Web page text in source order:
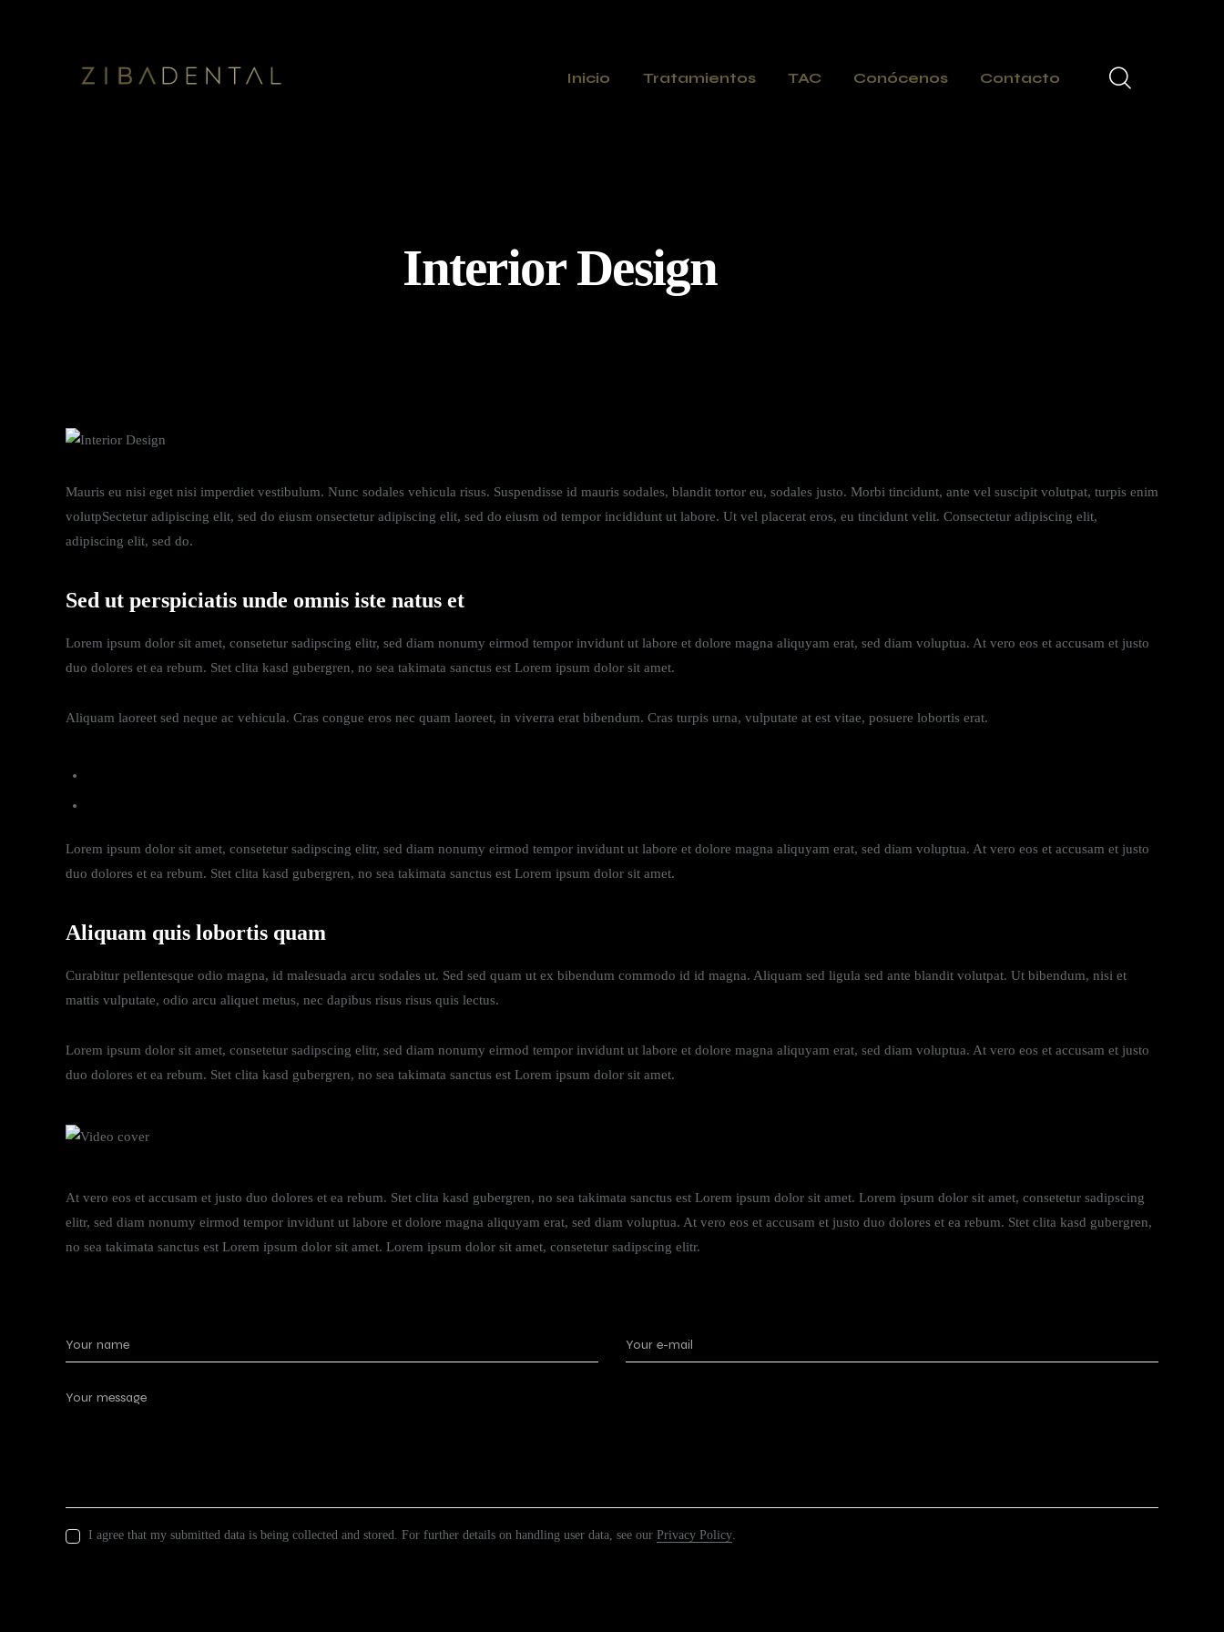
Inicio Tratamientos TAC Conócenos Contacto
Interior Design
Mauris eu nisi eget nisi imperdiet vestibulum. Nunc sodales vehicula risus. Suspendisse id mauris sodales, blandit tortor eu, sodales justo. Morbi tincidunt, ante vel suscipit volutpat, turpis enim
volutpSectetur adipiscing elit, sed do eiusm onsectetur adipiscing elit, sed do eiusm od tempor incididunt ut labore. Ut vel placerat eros, eu tincidunt velit. Consectetur adipiscing elit,
adipiscing elit, sed do.
Sed ut perspiciatis unde omnis iste natus et
Lorem ipsum dolor sit amet, consetetur sadipscing elitr, sed diam nonumy eirmod tempor invidunt ut labore et dolore magna aliquyam erat, sed diam voluptua. At vero eos et accusam et justo
duo dolores et ea rebum. Stet clita kasd gubergren, no sea takimata sanctus est Lorem ipsum dolor sit amet.
Aliquam laoreet sed neque ac vehicula. Cras congue eros nec quam laoreet, in viverra erat bibendum. Cras turpis urna, vulputate at est vitae, posuere lobortis erat.
Lorem ipsum dolor sit amet, consetetur sadipscing elitr, sed diam nonumy eirmod tempor invidunt ut labore et dolore magna aliquyam erat, sed diam voluptua. At vero eos et accusam et justo
duo dolores et ea rebum. Stet clita kasd gubergren, no sea takimata sanctus est Lorem ipsum dolor sit amet.
Aliquam quis lobortis quam
Curabitur pellentesque odio magna, id malesuada arcu sodales ut. Sed sed quam ut ex bibendum commodo id id magna. Aliquam sed ligula sed ante blandit volutpat. Ut bibendum, nisi et
mattis vulputate, odio arcu aliquet metus, nec dapibus risus risus quis lectus.
Lorem ipsum dolor sit amet, consetetur sadipscing elitr, sed diam nonumy eirmod tempor invidunt ut labore et dolore magna aliquyam erat, sed diam voluptua. At vero eos et accusam et justo
duo dolores et ea rebum. Stet clita kasd gubergren, no sea takimata sanctus est Lorem ipsum dolor sit amet.
At vero eos et accusam et justo duo dolores et ea rebum. Stet clita kasd gubergren, no sea takimata sanctus est Lorem ipsum dolor sit amet. Lorem ipsum dolor sit amet, consetetur sadipscing
elitr, sed diam nonumy eirmod tempor invidunt ut labore et dolore magna aliquyam erat, sed diam voluptua. At vero eos et accusam et justo duo dolores et ea rebum. Stet clita kasd gubergren,
no sea takimata sanctus est Lorem ipsum dolor sit amet. Lorem ipsum dolor sit amet, consetetur sadipscing elitr.
I agree that my submitted data is being collected and stored. For further details on handling user data, see ourPrivacy Policy.